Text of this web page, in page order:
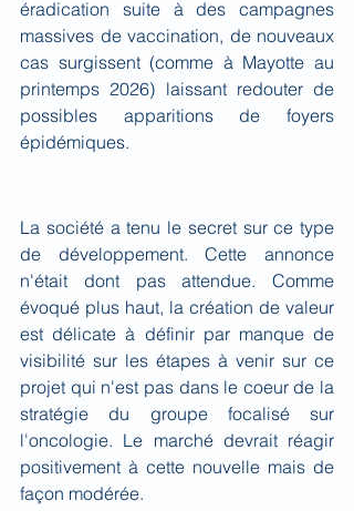
éradication suite à des campagnes
massives de vaccination, de nouveaux
cas surgissent (comme à Mayotte au
printemps 2026) laissant redouter de
possibles apparitions de foyers
épidémiques.
La société a tenu le secret sur ce type
de développement. Cette annonce
n'était dont pas attendue. Comme
évoqué plus haut, la création de valeur
est délicate à définir par manque de
visibilité sur les étapes à venir sur ce
projet qui n'est pas dans le coeur de la
stratégie du groupe focalisé sur
l'oncologie. Le marché devrait réagir
positivement à cette nouvelle mais de
façon modérée.